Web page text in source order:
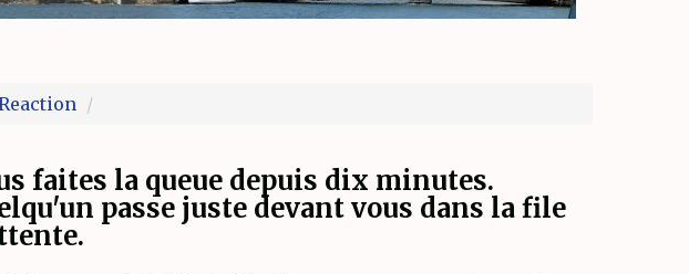
faites la queue depuis dix minutes.
passe juste devant vous dans la file